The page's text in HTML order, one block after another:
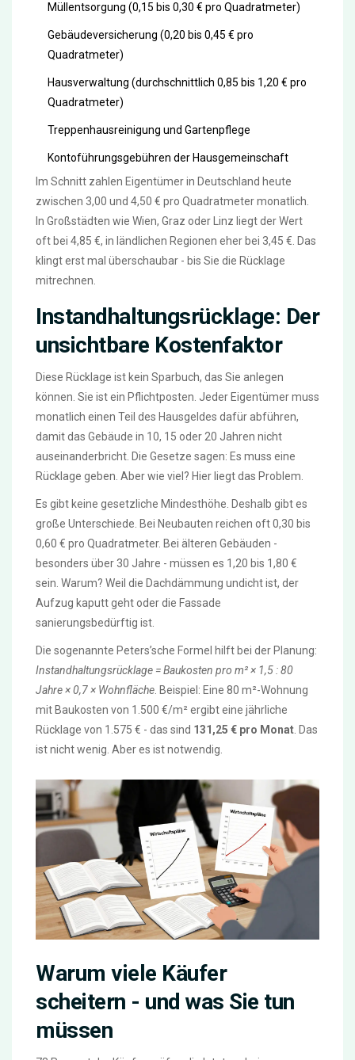
Müllentsorgung (0,15 bis 0,30 € pro Quadratmeter)
Gebäudeversicherung (0,20 bis 0,45 € pro
Quadratmeter)
Hausverwaltung (durchschnittlich 0,85 bis 1,20 € pro
Quadratmeter)
Treppenhausreinigung und Gartenpflege
Kontoführungsgebühren der Hausgemeinschaft
Im Schnitt zahlen Eigentümer in Deutschland heute
zwischen 3,00 und 4,50 € pro Quadratmeter monatlich.
In Großstädten wie Wien, Graz oder Linz liegt der Wert
oft bei 4,85 €, in ländlichen Regionen eher bei 3,45 €. Das
klingt erst mal überschaubar - bis Sie die Rücklage
mitrechnen.
Instandhaltungsrücklage: Der
unsichtbare Kostenfaktor
Diese Rücklage ist kein Sparbuch, das Sie anlegen
können. Sie ist ein Pflichtposten. Jeder Eigentümer muss
monatlich einen Teil des Hausgeldes dafür abführen,
damit das Gebäude in 10, 15 oder 20 Jahren nicht
auseinanderbricht. Die Gesetze sagen: Es muss eine
Rücklage geben. Aber wie viel? Hier liegt das Problem.
Es gibt keine gesetzliche Mindesthöhe. Deshalb gibt es
große Unterschiede. Bei Neubauten reichen oft 0,30 bis
0,60 € pro Quadratmeter. Bei älteren Gebäuden -
besonders über 30 Jahre - müssen es 1,20 bis 1,80 €
sein. Warum? Weil die Dachdämmung undicht ist, der
Aufzug kaputt geht oder die Fassade
sanierungsbedürftig ist.
Die sogenannte Peters’sche Formel hilft bei der Planung:
Instandhaltungsrücklage = Baukosten pro m² × 1,5 : 80
Jahre × 0,7 × Wohnfläche . Beispiel: Eine 80 m²-Wohnung
mit Baukosten von 1.500 €/m² ergibt eine jährliche
Rücklage von 1.575 € - das sind 131,25 € pro Monat . Das
ist nicht wenig. Aber es ist notwendig.
Warum viele Käufer
scheitern - und was Sie tun
müssen